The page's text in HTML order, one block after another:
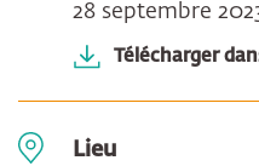
28 septembre
Télécharger
Lieu